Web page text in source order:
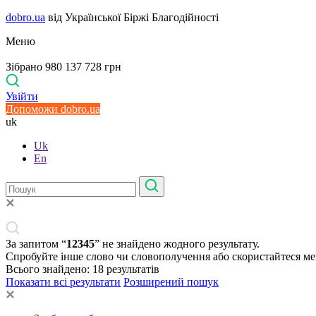
dobro.ua від Української Біржі Благодійності
Меню
Зібрано 980 137 728 грн
Увійти
Допоможи dobro.ua
uk
Uk
En
За запитом “12345” не знайдено жодного результату.
Спробуйте інше слово чи словополучення або скористайтеся
Всього знайдено: 18 результатів
Показати всі результати Розширений пошук